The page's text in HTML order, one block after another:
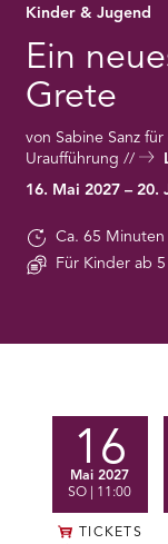
DAS THEATER
BESUCH
Kinder & Jugend
Ein
Grete
von Sabine Sanz
Uraufführung
16. Mai 2027 – 20.
Ca. 65 Minuten
Für Kinder ab
16
Mai 2027
SO | 11:00
TICKETS